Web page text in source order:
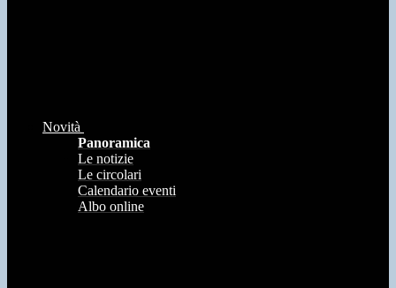
Novità
Panoramica
Le notizie
Le circolari
Calendario eventi
Albo online